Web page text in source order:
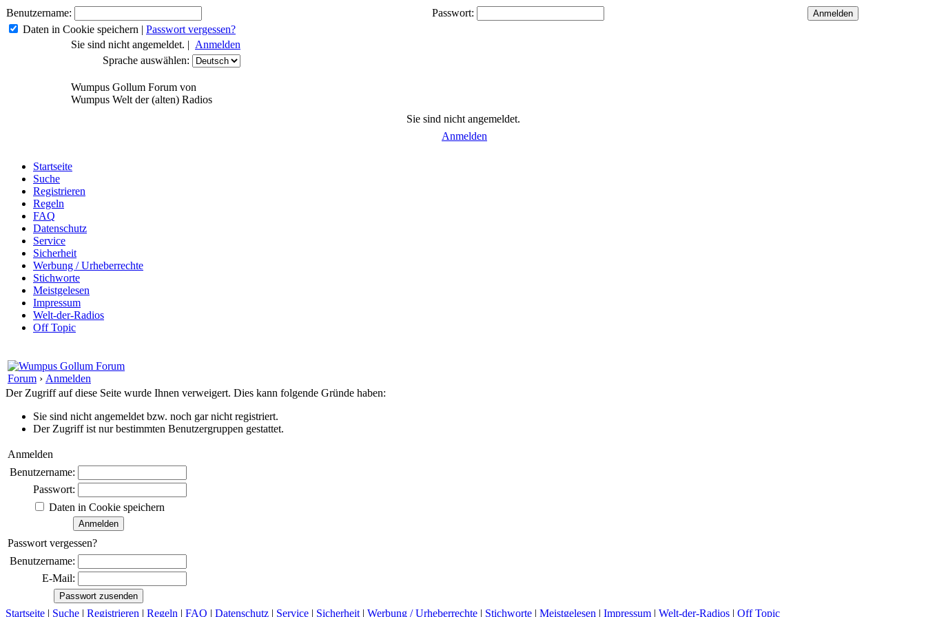
Benutzername:
Passwort:
Daten in Cookie speichern | Passwort vergessen?
Sie sind nicht angemeldet. | Anmelden
Sprache auswählen:
Wumpus Gollum Forum von
Wumpus Welt der (alten) Radios
Sie sind nicht angemeldet.
Anmelden
Startseite
Suche
Registrieren
Regeln
FAQ
Datenschutz
Service
Sicherheit
Werbung / Urheberrechte
Stichworte
Meistgelesen
Impressum
Welt-der-Radios
Off Topic
Forum › Anmelden
Der Zugriff auf diese Seite wurde Ihnen verweigert. Dies kann folgende Gründe haben:
Sie sind nicht angemeldet bzw. noch gar nicht registriert.
Der Zugriff ist nur bestimmten Benutzergruppen gestattet.
Anmelden
Benutzername:
Passwort:
Daten in Cookie speichern
Passwort vergessen?
Benutzername:
E-Mail:
Startseite | Suche | Registrieren | Regeln | FAQ | Datenschutz | Service | Sicherheit | Werbung / Urheberrechte | Stichworte | Meistgelesen | Impressum | Welt-der-Radios | Off Topic